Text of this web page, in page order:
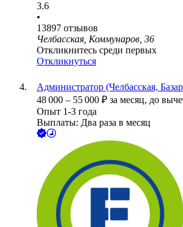
3.6
•
13897 отзывов
Челбасская, Коммунаров, 36
Откликнитесь среди первых
Откликнуться
Администратор (Челбасская,
48 000 – 55 000 ₽ за месяц, до
Опыт 1-3 года
Выплаты: Два раза в месяц